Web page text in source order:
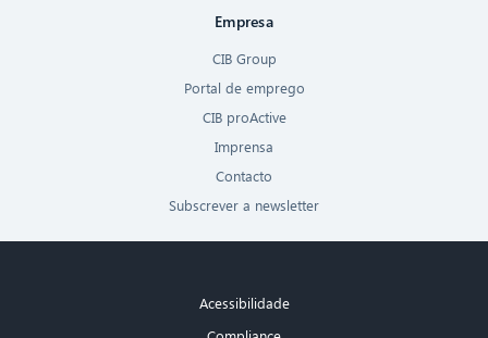
Empresa
CIB Group
Portal de emprego
CIB proActive
Imprensa
Contacto
Subscrever a newsletter
Acessibilidade